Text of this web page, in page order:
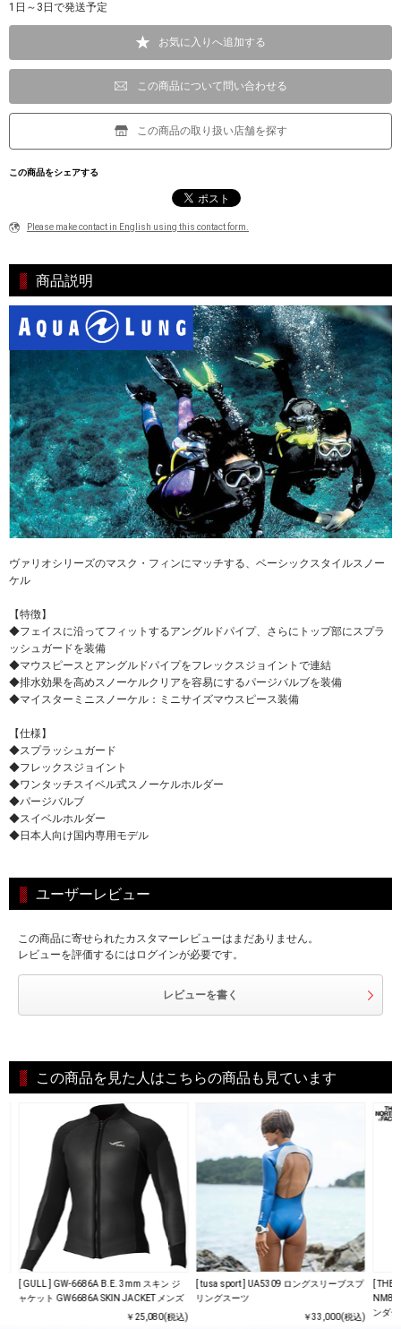
1日～3日で発送予定
お気に入りへ追加する
この商品について問い合わせる
この商品の取り扱い店舗を探す
この商品をシェアする
Please make contact in English using this contact form.
商品説明
ヴァリオシリーズのマスク・フィンにマッチする、ベーシックスタイルスノー
ケル
【特徴】
◆フェイスに沿ってフィットするアングルドパイプ、さらにトップ部にスプラ
ッシュガードを装備
◆マウスピースとアングルドパイプをフレックスジョイントで連結
◆排水効果を高めスノーケルクリアを容易にするパージバルブを装備
◆マイスターミニスノーケル：ミニサイズマウスピース装備
【仕様】
◆スプラッシュガード
◆フレックスジョイント
◆ワンタッチスイベル式スノーケルホルダー
◆パージバルブ
◆スイベルホルダー
◆日本人向け国内専用モデル
ユーザーレビュー
この商品に寄せられたカスタマーレビューはまだありません。
レビューを評価するにはログインが必要です。
レビューを書く
この商品を見た人はこちらの商品も見ています
[ GULL ] GW-6686A B.E. 3mm スキン ジ
ャケット GW6686A SKIN JACKET メンズ
￥25,080(税込)
[ tusa sport ] UA5309 ロングスリーブスプ
リングスーツ
￥33,000(税込)
[ THE
ンダ